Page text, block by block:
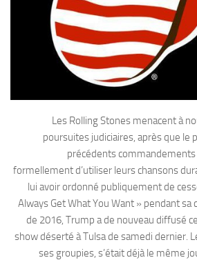
Les Rolling Stones menacent à
poursuites judiciaires, après que le
précédents
formellement d’utiliser leurs chansons
lui avoir ordonné publiquement de
Always Get What You Want » pendant
de 2016, Trump a de nouveau diffusé
show déserté à Tulsa de samedi dernier.
ses groupies, s’était déjà le même